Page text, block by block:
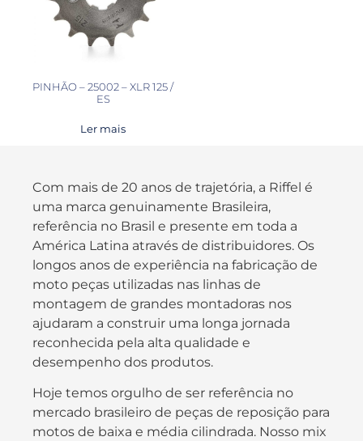
PINHÃO – 25002 – XLR 125 /
ES
Ler mais
Com mais de 20 anos de trajetória, a Riffel é
uma marca genuinamente Brasileira,
referência no Brasil e presente em toda a
América Latina através de distribuidores. Os
longos anos de experiência na fabricação de
moto peças utilizadas nas linhas de
montagem de grandes montadoras nos
ajudaram a construir uma longa jornada
reconhecida pela alta qualidade e
desempenho dos produtos.
Hoje temos orgulho de ser referência no
mercado brasileiro de peças de reposição para
motos de baixa e média cilindrada. Nosso mix